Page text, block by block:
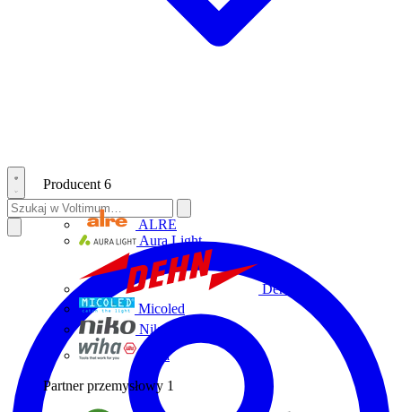
Producent 6
ALRE
Aura Light
Dehn
Micoled
Niko
Wiha
Partner przemysłowy 1